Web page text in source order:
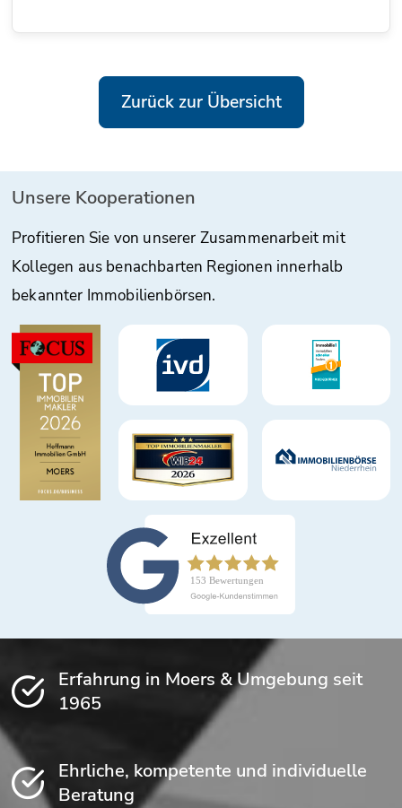
Zurück zur Übersicht
Unsere Kooperationen
Profitieren Sie von unserer Zusammenarbeit mit
Kollegen aus benachbarten Regionen innerhalb
bekannter Immobilienbörsen.
Erfahrung in Moers & Umgebung seit
1965
Ehrliche, kompetente und individuelle
Beratung